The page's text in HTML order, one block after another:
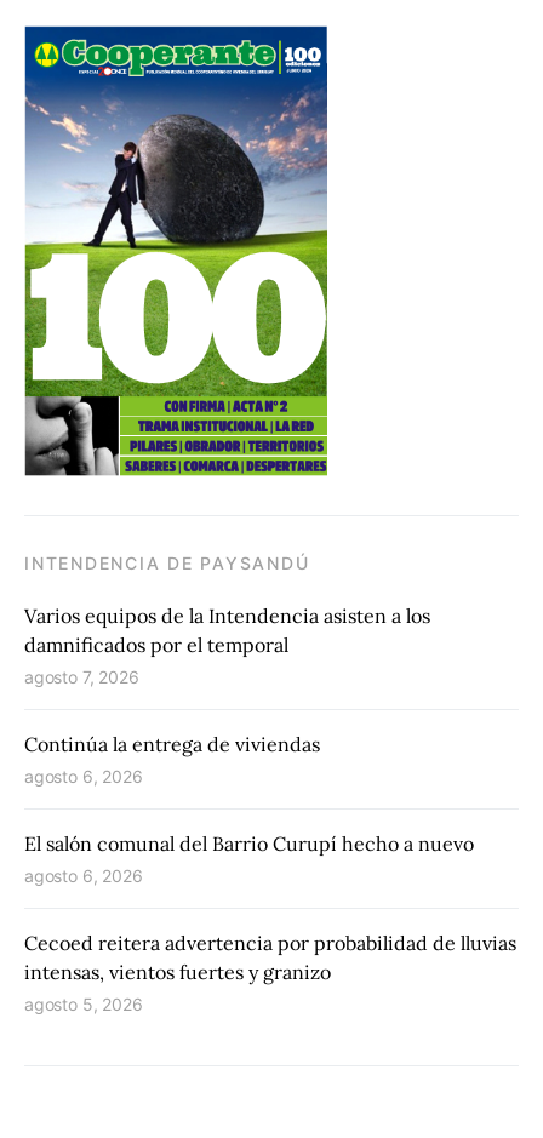
INTENDENCIA DE PAYSANDÚ
Varios equipos de la Intendencia asisten a los
damnificados por el temporal
agosto 7, 2026
Continúa la entrega de viviendas
agosto 6, 2026
El salón comunal del Barrio Curupí hecho a nuevo
agosto 6, 2026
Cecoed reitera advertencia por probabilidad de lluvias
intensas, vientos fuertes y granizo
agosto 5, 2026